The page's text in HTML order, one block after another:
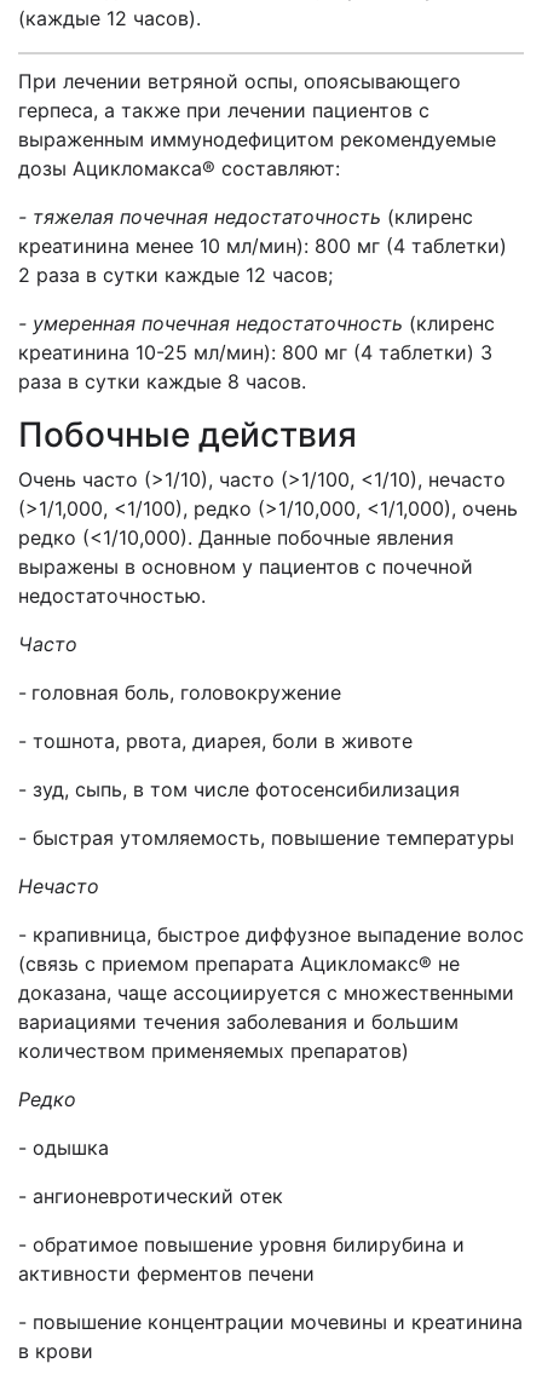
(каждые 12 часов).
При лечении ветряной оспы, опоясывающего
герпеса, а также при лечении пациентов с
выраженным иммунодефицитом рекомендуемые
дозы Ацикломакса® составляют:
- тяжелая почечная недостаточность (клиренс
креатинина менее 10 мл/мин): 800 мг (4 таблетки)
2 раза в сутки каждые 12 часов;
- умеренная почечная недостаточность (клиренс
креатинина 10-25 мл/мин): 800 мг (4 таблетки) 3
раза в сутки каждые 8 часов.
Побочные действия
Очень часто (>1/10), часто (>1/100, <1/10), нечасто
(>1/1,000, <1/100), редко (>1/10,000, <1/1,000), очень
редко (<1/10,000). Данные побочные явления
выражены в основном у пациентов с почечной
недостаточностью.
Часто
- головная боль, головокружение
- тошнота, рвота, диарея, боли в животе
- зуд, сыпь, в том числе фотосенсибилизация
- быстрая утомляемость, повышение температуры
Нечасто
- крапивница, быстрое диффузное выпадение волос
(связь с приемом препарата Ацикломакс® не
доказана, чаще ассоциируется с множественными
вариациями течения заболевания и большим
количеством применяемых препаратов)
Редко
- одышка
- ангионевротический отек
- обратимое повышение уровня билирубина и
активности ферментов печени
- повышение концентрации мочевины и креатинина
в крови